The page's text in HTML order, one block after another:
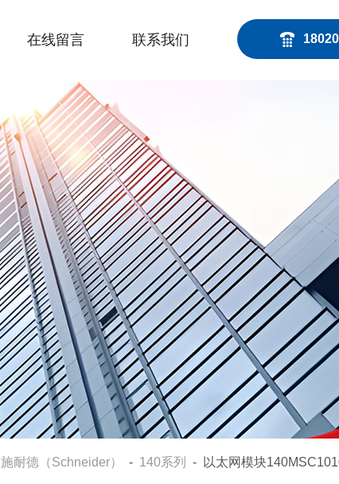
在线留言 联系我们
施耐德（Schneider） - 140系列 - 以太网模块